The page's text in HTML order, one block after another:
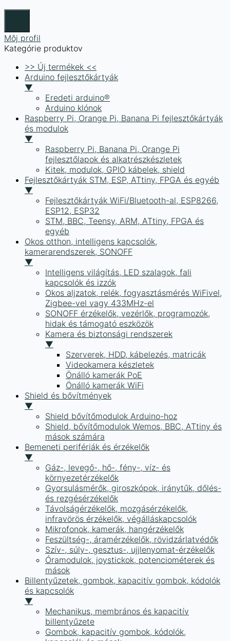
Môj profil
Kategórie produktov
>> Új termékek <<
Arduino fejlesztőkártyák
▼
Eredeti arduino®
Arduino klónok
Raspberry Pi, Orange Pi, Banana Pi fejlesztőkártyák
és modulok
▼
Raspberry Pi, Banana Pi, Orange Pi
fejlesztőlapok és alkatrészkészletek
Kitek, modulok, GPIO kábelek, shield
Fejlesztőkártyák STM, ESP, ATtiny, FPGA és egyéb
▼
Fejlesztőkártyák WiFi/Bluetooth-al, ESP8266,
ESP12, ESP32
STM, BBC, Teensy, ARM, ATtiny, FPGA és
egyéb
Okos otthon, intelligens kapcsolók,
kamerarendszerek, SONOFF
▼
Intelligens világítás, LED szalagok, fali
kapcsolók és izzók
Okos aljzatok, relék, fogyasztásmérés WiFivel,
Zigbee-vel vagy 433MHz-el
SONOFF érzékelők, vezérlők, programozók,
hidak és támogató eszközök
Kamera és biztonsági rendszerek
▼
Szerverek, HDD, kábelezés, matricák
Videokamera készletek
Önálló kamerák PoE
Önálló kamerák WiFi
Shield és bővítmények
▼
Shield bővítőmodulok Arduino-hoz
Shield, bővítőmodulok Wemos, BBC, ATtiny és
mások számára
Bemeneti perifériák és érzékelők
▼
Gáz-, levegő-, hő-, fény-, víz- és
környezetérzékelők
Gyorsulásmérők, giroszkópok, iránytűk, dőlés-
és rezgésérzékelők
Távolságérzékelők, mozgásérzékelők,
infravörös érzékelők, végálláskapcsolók
Mikrofonok, kamerák, hangérzékelők
Feszültség-, áramérzékelők, rövidzárlatvédők
Szív-, súly-, gesztus-, ujjlenyomat-érzékelők
Óramodulok, joystickok, potenciométerek és
mások
Billentyűzetek, gombok, kapacitív gombok, kódolók
és kapcsolók
▼
Mechanikus, membrános és kapacitív
billentyűzete
Gombok, kapacitív gombok, kódolók,